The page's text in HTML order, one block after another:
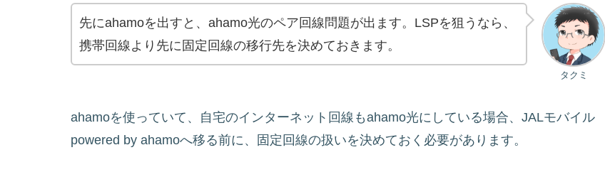
タクミ
先にahamoを出すと、ahamo光のペア回線問題が出ます。LSPを狙うなら、
携帯回線より先に固定回線の移行先を決めておきます。
ahamoを使っていて、自宅のインターネット回線もahamo光にしている場合、JALモバイル
powered by ahamoへ移る前に、固定回線の扱いを決めておく必要があります。